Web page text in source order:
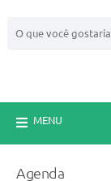
MENU
Agenda